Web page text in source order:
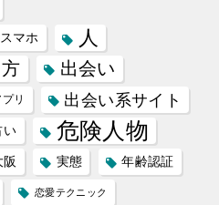
マホ 人
出会い
リ 出会い系サイト
い 危険人物
阪 実態 年齢認証
恋愛テクニック